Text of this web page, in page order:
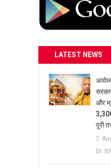
LATEST NEWS
और
पूरी
Dr.